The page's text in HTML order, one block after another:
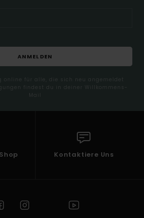
ANMELDEN
online für alle, die sich neu angemeldet
findest du in deiner Willkommens-
Mail
Kontaktiere Uns